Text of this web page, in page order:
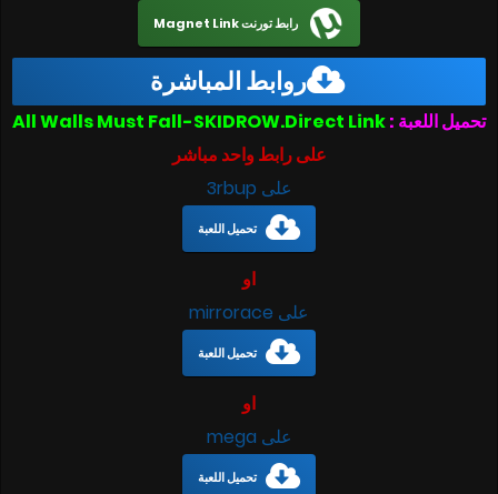
رابط تورنت Magnet Link
روابط المباشرة
تحميل اللعبة :
على رابط واحد مباشر
على 3rbup
تحميل اللعبة
او
على mirrorace
تحميل اللعبة
او
على mega
تحميل اللعبة